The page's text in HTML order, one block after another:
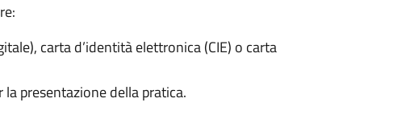
carta d’identità elettronica (CIE) o carta
presentazione della pratica.